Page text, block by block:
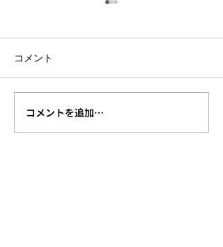
【終了しました】『2026
年（第31回）古利根川流
コメント
コメントを追加…